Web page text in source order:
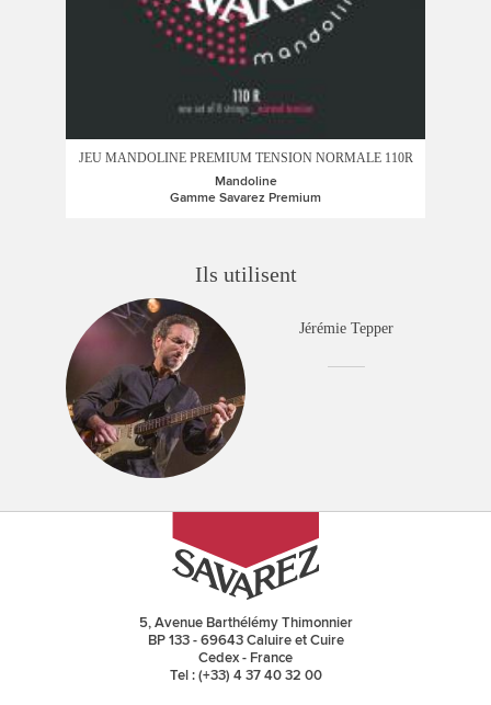
JEU MANDOLINE PREMIUM TENSION NORMALE 110R
Mandoline
Gamme Savarez Premium
Ils utilisent
Jérémie Tepper
5, Avenue Barthélémy Thimonnier
BP 133 - 69643 Caluire et Cuire
Cedex - France
Tel : (+33) 4 37 40 32 00